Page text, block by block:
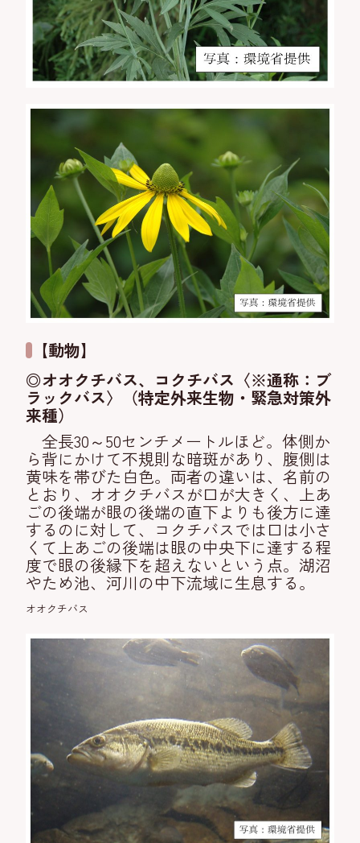
【動物】
◎オオクチバス、コクチバス〈※通称：ブ
ラックバス〉（特定外来生物・緊急対策外
来種）
全長30～50センチメートルほど。体側か
ら背にかけて不規則な暗斑があり、腹側は
黄味を帯びた白色。両者の違いは、名前の
とおり、オオクチバスが口が大きく、上あ
ごの後端が眼の後端の直下よりも後方に達
するのに対して、コクチバスでは口は小さ
くて上あごの後端は眼の中央下に達する程
度で眼の後縁下を超えないという点。湖沼
やため池、河川の中下流域に生息する。
オオクチバス